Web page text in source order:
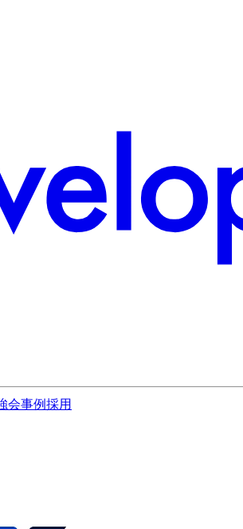
会事例採用